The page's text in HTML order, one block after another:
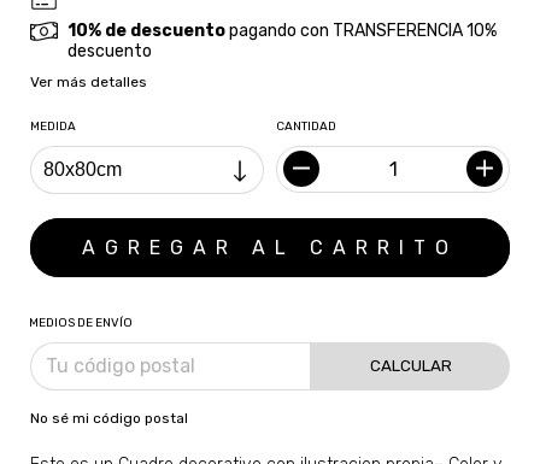
10% de descuentopagando con TRANSFERENCIA 10%
descuento
Ver más detalles
MEDIDA CANTIDAD
MEDIOS DE ENVÍO
CALCULAR
No sé mi código postal